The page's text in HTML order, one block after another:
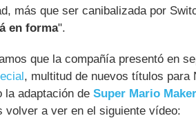
más que ser canibalizada por
en forma".
que la compañía presentó en
, multitud de nuevos títulos para
la adaptación de Super Mario Maker
volver a ver en el siguiente vídeo: